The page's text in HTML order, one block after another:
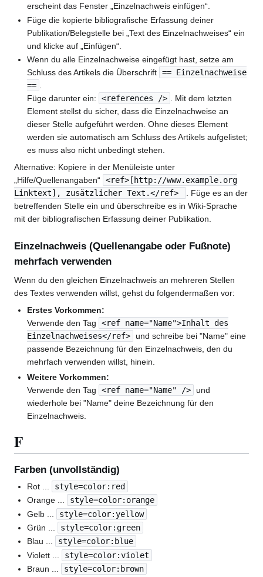
erscheint das Fenster „Einzelnachweis einfügen“.
Füge die kopierte bibliografische Erfassung deiner
Publikation/Belegstelle bei „Text des Einzelnachweises“ ein
und klicke auf „Einfügen“.
Wenn du alle Einzelnachweise eingefügt hast, setze am
Schluss des Artikels die Überschrift == Einzelnachweise
== .
Füge darunter ein:
<references /> . Mit dem letzten
Element stellst du sicher, dass die Einzelnachweise an
dieser Stelle aufgeführt werden. Ohne dieses Element
werden sie automatisch am Schluss des Artikels aufgelistet;
es muss also nicht unbedingt stehen.
Alternative: Kopiere in der Menüleiste unter
„Hilfe/Quellenangaben“ <ref>[http://www.example.org
Linktext], zusätzlicher Text.</ref>
. Füge es an der
betreffenden Stelle ein und überschreibe es in Wiki-Sprache
mit der bibliografischen Erfassung deiner Publikation.
Einzelnachweis (Quellenangabe oder Fußnote)
mehrfach verwenden
Wenn du den gleichen Einzelnachweis an mehreren Stellen
des Textes verwenden willst, gehst du folgendermaßen vor:
Erstes Vorkommen:
Verwende den Tag
<ref name="Name">Inhalt des
Einzelnachweises</ref>
und schreibe bei "Name" eine
passende Bezeichnung für den Einzelnachweis, den du
mehrfach verwenden willst, hinein.
Weitere Vorkommen:
Verwende den Tag
<ref name="Name" />
und
wiederhole bei "Name" deine Bezeichnung für den
Einzelnachweis.
F
Farben (unvollständig)
Rot ...
style=color:red
Orange ...
style=color:orange
Gelb ...
style=color:yellow
Grün ...
style=color:green
Blau ...
style=color:blue
Violett ...
style=color:violet
Braun ...
style=color:brown